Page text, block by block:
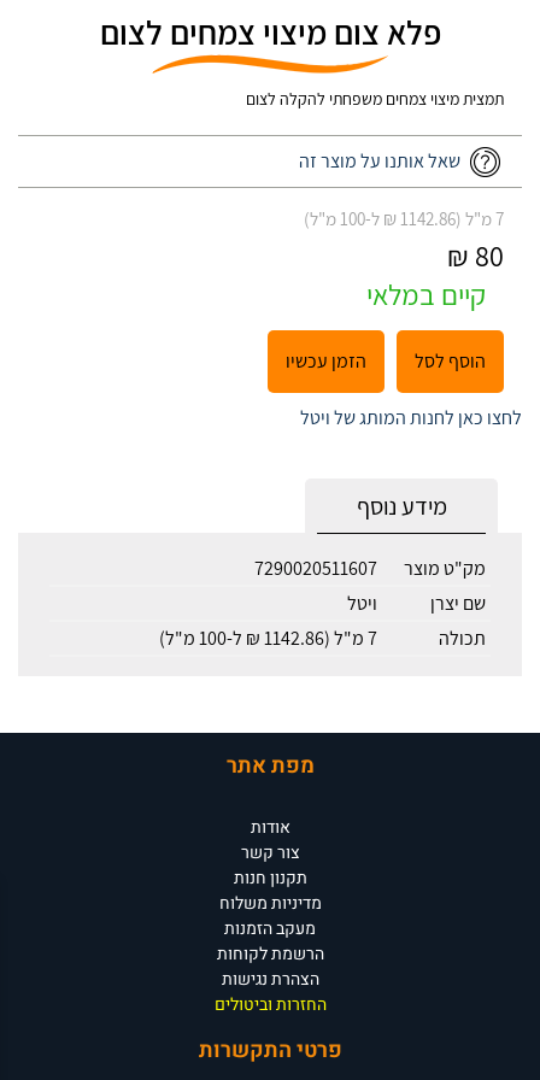
פלא צום מיצוי צמחים לצום
תמצית מיצוי צמחים משפחתי להקלה לצום
שאל אותנו על מוצר זה
7 מ"ל (1142.86 ₪ ל-100 מ"ל)
80 ₪
קיים במלאי
הוסף לסל הזמן עכשיו
לחצו כאן לחנות המותג של ויטל
מידע נוסף
מק"ט מוצר
7290020511607
שם יצרן
ויטל
תכולה
7 מ"ל (1142.86 ₪ ל-100 מ"ל)
מפת אתר
אודות
צור קשר
תקנון חנות
מדיניות משלוח
מעקב הזמנות
הרשמת לקוחות
הצהרת נגישות
החזרות וביטולים
פרטי התקשרות